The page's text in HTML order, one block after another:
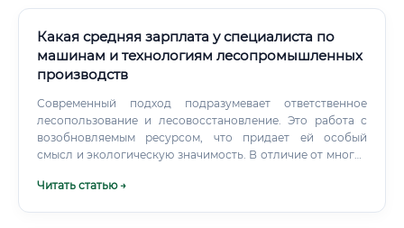
Какая средняя зарплата у специалиста по
машинам и технологиям лесопромышленных
производств
Современный подход подразумевает ответственное
лесопользование и лесовосстановление. Это работа с
возобновляемым ресурсом, что придает ей особый
смысл и экологическую значимость. В отличие от многих
влиять на баланс между промышленностью и природой.
Читать статью →